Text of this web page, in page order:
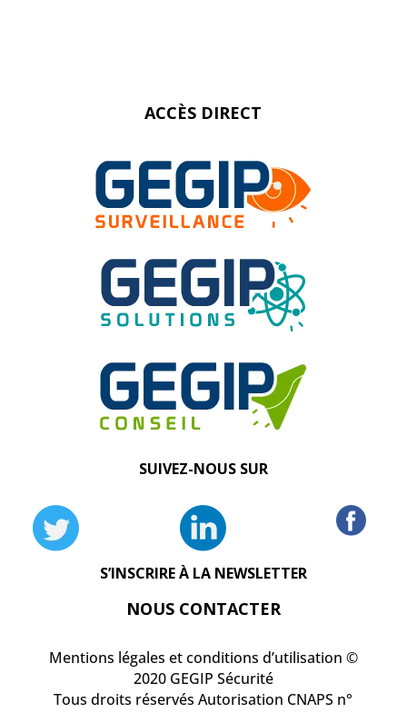
ACCÈS DIRECT
SUIVEZ-NOUS SUR
S’INSCRIRE À LA NEWSLETTER
NOUS CONTACTER
Mentions légales et conditions d’utilisation ©
2020 GEGIP Sécurité
Tous droits réservés Autorisation CNAPS n°